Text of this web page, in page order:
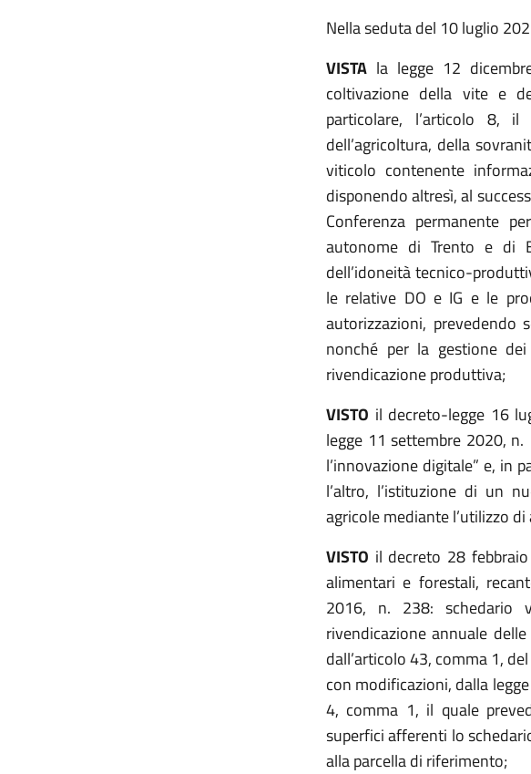
Nella seduta del 10 luglio
VISTA la legge 12
coltivazione della vite e
particolare, l’articolo 8,
dell’agricoltura, della
viticolo contenente
disponendo altresì, al
Conferenza permanente
autonome di Trento e di
dell’idoneità tecnico-
le relative DO e IG e le
autorizzazioni, prevedendo
nonché per la gestione
rivendicazione produttiva;
VISTO il decreto-legge 16
legge 11 settembre 2020,
l’innovazione digitale” e, in
l’altro, l’istituzione di un
agricole mediante l’utilizzo
VISTO il decreto 28
alimentari e forestali,
2016, n. 238: schedario
rivendicazione annuale
dall’articolo 43, comma 1,
con modificazioni, dalla
4, comma 1, il quale
superfici afferenti lo
alla parcella di riferimento;